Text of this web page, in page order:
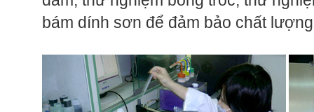
bám dính sơn để đảm bảo chất